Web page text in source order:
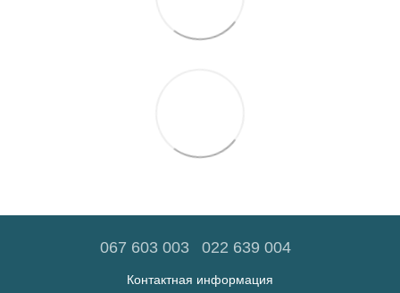
067 603 003 022 639 004
Контактная информация